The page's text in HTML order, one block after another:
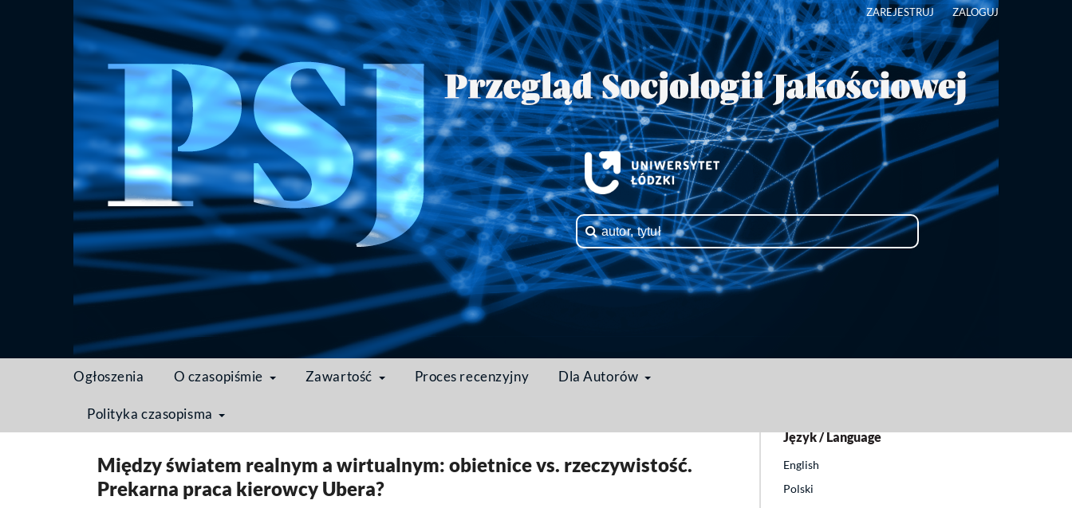
Ogłoszenia O czasopiśmie Zawartość Proces recenzyjny Dla Autorów
Polityka czasopisma
ZAREJESTRUJ ZALOGUJ
Strona domowa / Archiwum
Między światem realnym a wirtualnym: obietnice vs. rzeczywistość.
Prekarna praca kierowcy Ubera?
Język / Language
English
Polski